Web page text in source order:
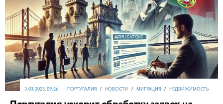
ПОРТУГАЛИЯ / НОВОСТИ / МИГРАЦИЯ / НЕДВИЖИМОСТЬ
3-03-2025, 09:26